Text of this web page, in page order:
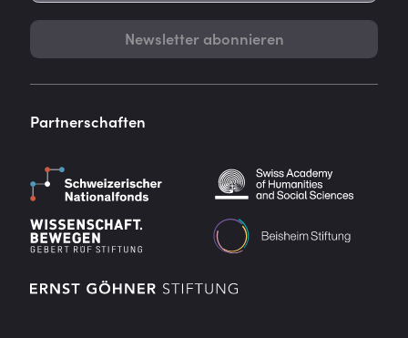
Newsletter abonnieren
Partnerschaften